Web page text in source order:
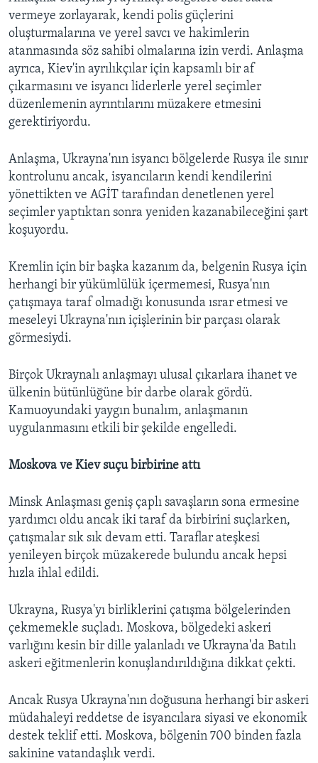
vermeye zorlayarak, kendi polis güçlerini
oluşturmalarına ve yerel savcı ve hakimlerin
atanmasında söz sahibi olmalarına izin verdi. Anlaşma
ayrıca, Kiev'in ayrılıkçılar için kapsamlı bir af
çıkarmasını ve isyancı liderlerle yerel seçimler
düzenlemenin ayrıntılarını müzakere etmesini
gerektiriyordu.
Anlaşma, Ukrayna'nın isyancı bölgelerde Rusya ile sınır
kontrolunu ancak, isyancıların kendi kendilerini
yönettikten ve AGİT tarafından denetlenen yerel
seçimler yaptıktan sonra yeniden kazanabileceğini şart
koşuyordu.
Kremlin için bir başka kazanım da, belgenin Rusya için
herhangi bir yükümlülük içermemesi, Rusya'nın
çatışmaya taraf olmadığı konusunda ısrar etmesi ve
meseleyi Ukrayna'nın içişlerinin bir parçası olarak
görmesiydi.
Birçok Ukraynalı anlaşmayı ulusal çıkarlara ihanet ve
ülkenin bütünlüğüne bir darbe olarak gördü.
Kamuoyundaki yaygın bunalım, anlaşmanın
uygulanmasını etkili bir şekilde engelledi.
Moskova ve Kiev suçu birbirine attı
Minsk Anlaşması geniş çaplı savaşların sona ermesine
yardımcı oldu ancak iki taraf da birbirini suçlarken,
çatışmalar sık sık devam etti. Taraflar ateşkesi
yenileyen birçok müzakerede bulundu ancak hepsi
hızla ihlal edildi.
Ukrayna, Rusya'yı birliklerini çatışma bölgelerinden
çekmemekle suçladı. Moskova, bölgedeki askeri
varlığını kesin bir dille yalanladı ve Ukrayna'da Batılı
askeri eğitmenlerin konuşlandırıldığına dikkat çekti.
Ancak Rusya Ukrayna'nın doğusuna herhangi bir askeri
müdahaleyi reddetse de isyancılara siyasi ve ekonomik
destek teklif etti. Moskova, bölgenin 700 binden fazla
sakinine vatandaşlık verdi.